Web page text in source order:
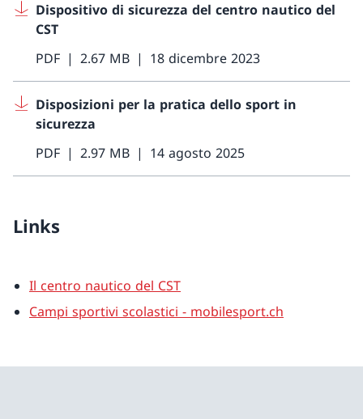
Dispositivo di sicurezza del centro nautico del
CST
PDF
2.67 MB 18 dicembre 2023
Disposizioni per la pratica dello sport in
sicurezza
PDF
2.97 MB 14 agosto 2025
Links
Il centro nautico del CST
Campi sportivi scolastici - mobilesport.ch